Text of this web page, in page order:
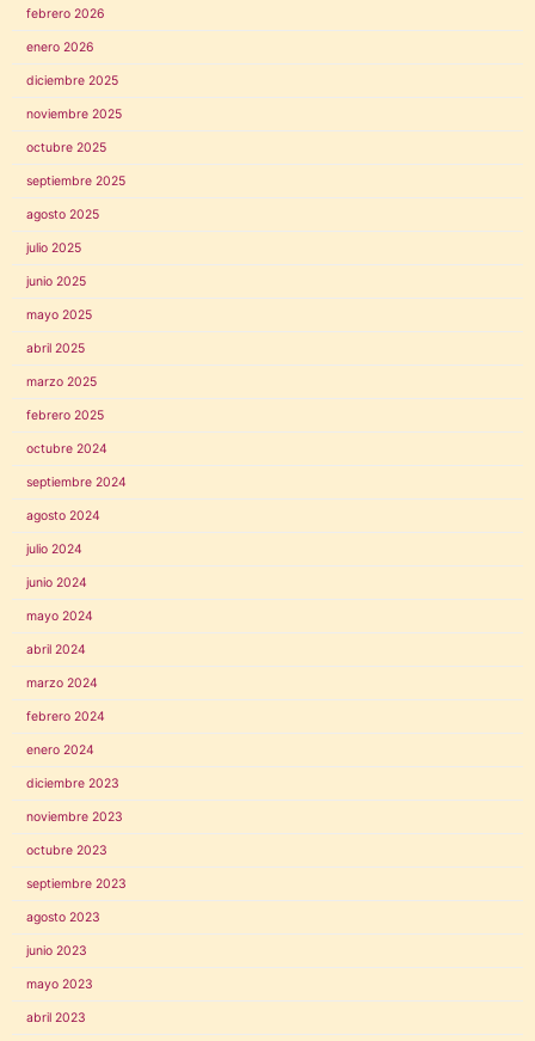
febrero 2026
enero 2026
diciembre 2025
noviembre 2025
octubre 2025
septiembre 2025
agosto 2025
julio 2025
junio 2025
mayo 2025
abril 2025
marzo 2025
febrero 2025
octubre 2024
septiembre 2024
agosto 2024
julio 2024
junio 2024
mayo 2024
abril 2024
marzo 2024
febrero 2024
enero 2024
diciembre 2023
noviembre 2023
octubre 2023
septiembre 2023
agosto 2023
junio 2023
mayo 2023
abril 2023